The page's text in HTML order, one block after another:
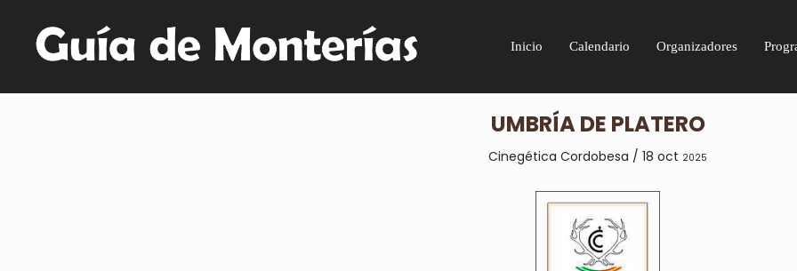
Inicio Calendario Organizadores
UMBRÍA DE PLATERO
Cinegética Cordobesa / 18 oct 2025